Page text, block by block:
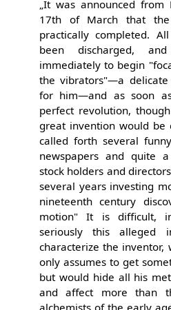
„It was announced from
17th of March that
practically completed.
been discharged,
immediately to begin
the vibrators"—a
for him—and as soon
perfect revolution,
great invention would be
called forth several
newspapers and quite
stock holders and
several years investing
nineteenth century
motion" It is difficult,
seriously this alleged
characterize the inventor,
only assumes to get
but would hide all his
and affect more than